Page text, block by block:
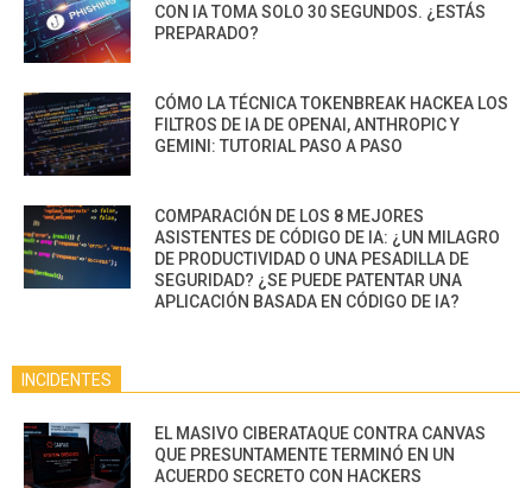
CON IA TOMA SOLO 30 SEGUNDOS. ¿ESTÁS
PREPARADO?
CÓMO LA TÉCNICA TOKENBREAK HACKEA LOS
FILTROS DE IA DE OPENAI, ANTHROPIC Y
GEMINI: TUTORIAL PASO A PASO
COMPARACIÓN DE LOS 8 MEJORES
ASISTENTES DE CÓDIGO DE IA: ¿UN MILAGRO
DE PRODUCTIVIDAD O UNA PESADILLA DE
SEGURIDAD? ¿SE PUEDE PATENTAR UNA
APLICACIÓN BASADA EN CÓDIGO DE IA?
INCIDENTES
EL MASIVO CIBERATAQUE CONTRA CANVAS
QUE PRESUNTAMENTE TERMINÓ EN UN
ACUERDO SECRETO CON HACKERS